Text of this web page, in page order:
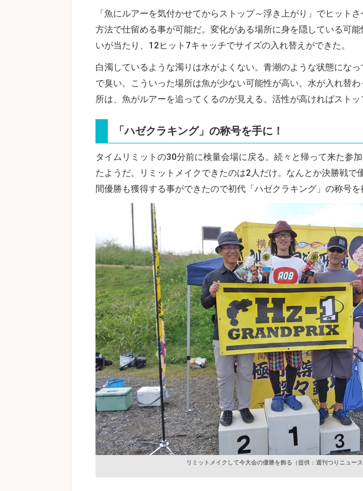
「魚にルアーを気付かせてからストップ～浮き上がり」でヒット
方法で仕留める事が可能だ。変化がある場所に身を隠している可
いが当たり、12ヒット7キャッチでサイズの入れ替えができた。
白濁しているような濁りは水がよくない。青潮のような状態にな
で臭い。こういった場所は魚が少ない可能性が高い。水が入れ替
所は、魚がルアーを追ってくるのが見える。活性が高ければストッ
「ハゼクラキング」の称号を手に！
タイムリミットの30分前に検量会場に戻る。続々と帰って来た参
たようだ。リミットメイクできたのは2人だけ。なんとか決勝戦で
間優勝も獲得する事ができたので初代「ハゼクラキング」の称号を
リミットメイクして今大会の優勝を飾る （提供：週刊つりニュー